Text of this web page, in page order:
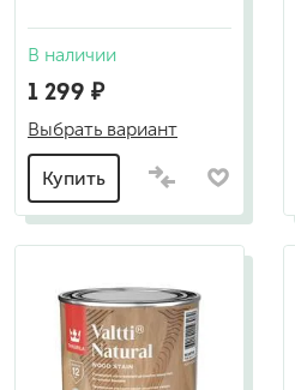
В наличии
1 299 ₽
Выбрать вариант
Купить